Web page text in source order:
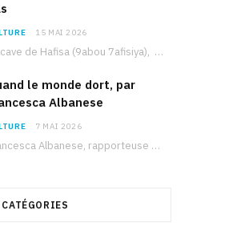
15 MAI 2026
Le cave de Hafisa (9abou 7afisiya), premier roman du journaliste tunisien Mohamed Amine Ben Hlel,…
le monde dort, par
Albanese
7 MAI 2026
Francesca Albanese, rapporteuse spéciale de l’ONU sur les territoires palestiniens occupés, était à Tunis pour…
CATÉGORIES